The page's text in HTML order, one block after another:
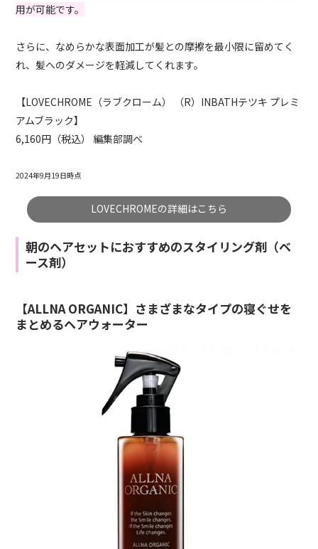
用が可能です。
さらに、なめらかな表面加工が髪との摩擦を最小限に留めてく
れ、髪へのダメージを軽減してくれます。
【LOVECHROME（ラブクローム） （R）INBATHテツキ プレミ
アムブラック】
6,160円（税込） 編集部調べ
2024年9月19日時点
LOVECHROMEの詳細はこちら
朝のヘアセットにおすすめのスタイリング剤（ベ
ース剤）
【ALLNA ORGANIC】さまざまなタイプの寝ぐせを
まとめるヘアウォーター